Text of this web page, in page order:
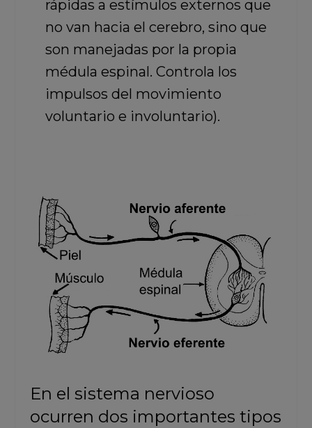
rápidas a estímulos externos que
no van hacia el cerebro, sino que
son manejadas por la propia
médula espinal. Controla los
impulsos del movimiento
voluntario e involuntario).
En el sistema nervioso
ocurren dos importantes tipos